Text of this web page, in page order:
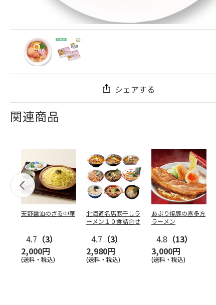
シェアする
関連商品
天野醤油のざる中華
4.7 （3）
2,000円
(送料・税込)
北海道名店寒干しラ
ーメン１０食詰合せ
4.7 （3）
2,980円
(送料・税込)
あぶり焼豚の喜多方
ラーメン
4.8 （13）
3,000円
(送料・税込)